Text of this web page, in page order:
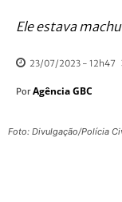
Ele estava
23/07/2023 - 12h47
Por Agência GBC
Foto: Divulgação/Polícia